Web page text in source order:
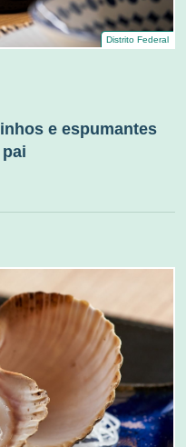
Distrito Federal
e espumantes